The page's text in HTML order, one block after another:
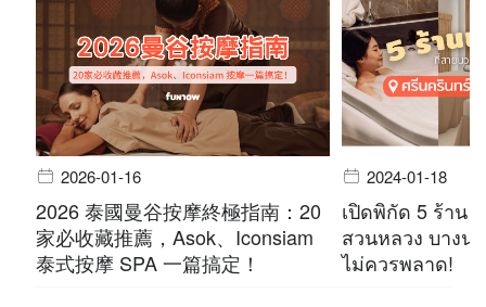
2026-01-16
2026 泰國曼谷按摩終極指南：20
家必收藏推薦，Asok、Iconsiam
泰式按摩 SPA 一篇搞定！
2024-01-18
เปิดพิกัด 5 ร้าน
สวนหลวง บาง
ไม่ควรพลาด!